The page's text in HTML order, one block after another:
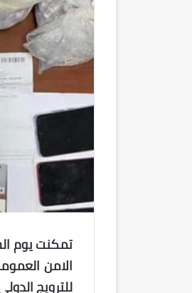
تمكنت يوم
الامن
للترويج